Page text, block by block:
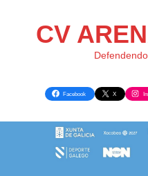
CV
Facebook X